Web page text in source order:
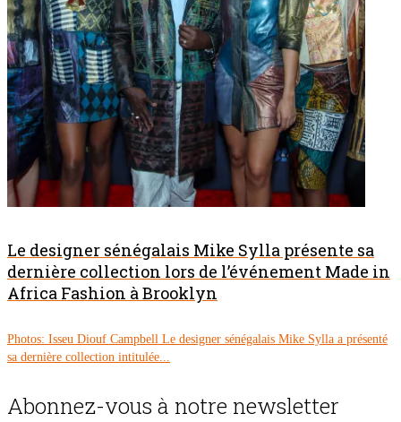
Le designer sénégalais Mike Sylla présente sa
dernière collection lors de l’événement Made in
Africa Fashion à Brooklyn
Photos: Isseu Diouf Campbell Le designer sénégalais Mike Sylla a présenté
sa dernière collection intitulée...
Abonnez-vous à notre newsletter